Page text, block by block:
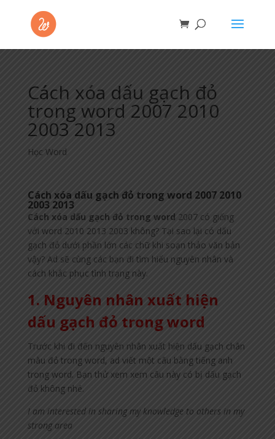
Cách xóa dấu gạch đỏ
trong word 2007 2010
2003 2013
Học Word
Cách xóa dấu gạch đỏ trong word 2007 2010
2003 2013
Cách xóa dấu gạch đỏ trong word 2007 có giống
với word 2010 2013 2003 không? Tại sao lại có dấu
gạch đỏ dưới phần lớn các chữ khi soạn thảo văn bản
vậy? Ad sẽ cùng các bạn đi tìm hiểu nguyên nhân và
cách khắc phục tình trạng này.
1. Nguyên nhân xuất hiện
dấu gạch đỏ trong word
Trước khi đi đến nguyên nhân xuất hiện dấu gạch chân
màu đỏ trong word, ad viết một câu bằng tiếng anh
trong word. Bạn thử xem xem câu này có bị dấu gạch
đỏ không nhé.
I am interested in sharing my knowledge to others in my
strong area